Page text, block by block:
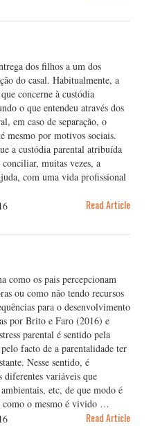
dos filhos a um dos
do casal. Habitualmente, a
concerne à custódia
o que entendeu através dos
em caso de separação, o
mesmo por motivos sociais.
a custódia parental atribuída
conciliar, muitas vezes, a
com uma vida profissional
Read Article
como os pais percepcionam
ou como não tendo recursos
para o desenvolvimento
por Brito e Faro (2016) e
parental é sentido pela
facto de a parentalidade ter
Nesse sentido, é
diferentes variáveis que
etc, de que modo é
como o mesmo é vivido …
Read Article